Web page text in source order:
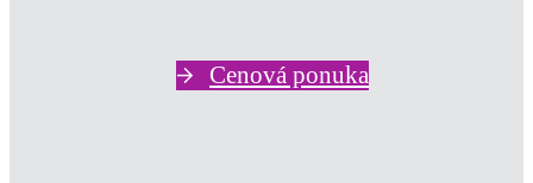
Cenová ponuka